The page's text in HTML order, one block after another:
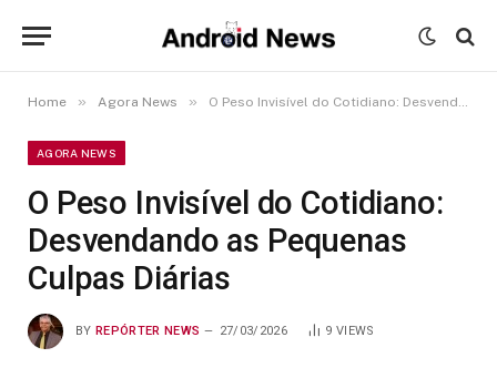
Home » Agora News » O Peso Invisível do Cotidiano: Desvendando as Pequenas Culpas Diárias
AGORA NEWS
O Peso Invisível do Cotidiano:
Desvendando as Pequenas
Culpas Diárias
BY REPÓRTER NEWS 27/03/2026 9 VIEWS